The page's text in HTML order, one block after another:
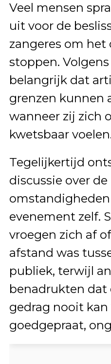
Veel mensen
uit voor de
zangeres om
stoppen.
belangrijk dat
grenzen kunnen
wanneer zij zich
kwetsbaar
Tegelijkertijd
discussie over de
evenement zelf.
vroegen zich af
afstand was
publiek, terwijl
benadrukten dat
gedrag nooit
goedgepraat,